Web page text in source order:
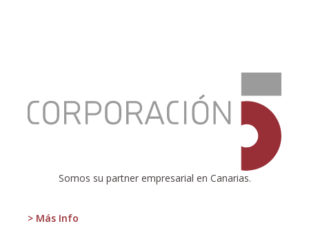
Somos su partner empresarial en Canarias.
> Más Info
RETORNO
A
DE